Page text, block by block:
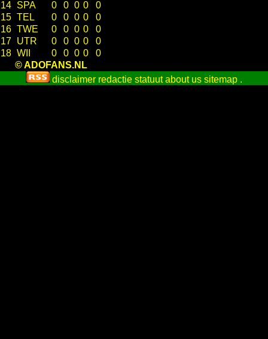
14 SPA 0 0 0 0
0
15 TEL 0 0 0 0
0
16 TWE 0 0 0 0
0
17 UTR 0 0 0 0
0
18 WII 0 0 0 0
0
© ADOFANS.NL
disclaimer redactie statuut about us sitemap .